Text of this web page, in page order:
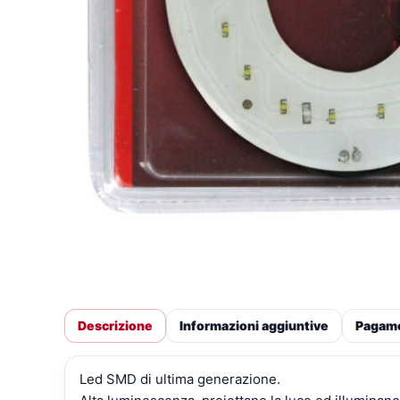
Descrizione Informazioni aggiuntive
Led SMD di ultima generazione.